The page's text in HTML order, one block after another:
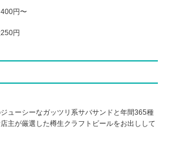
円〜
円
ューシーなガッツリ系サバサンドと年間365種
主が厳選した樽生クラフトビールをお出しして